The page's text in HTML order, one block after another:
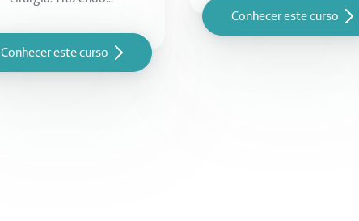
Conhecer este curso
Conhecer este curso